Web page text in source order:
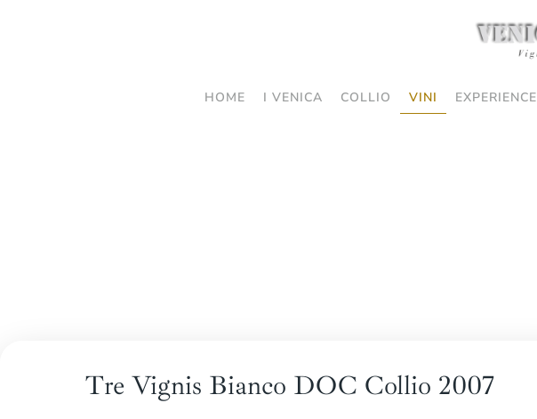
HOME I VENICA COLLIO VINI EXPERIENCE
Tre Vignis Bianco DOC Collio 2007